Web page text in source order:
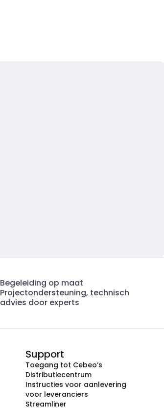
Begeleiding op maat
Projectondersteuning, technisch
advies door experts
Support
Toegang tot Cebeo’s
Distributiecentrum
Instructies voor aanlevering
voor leveranciers
Streamliner